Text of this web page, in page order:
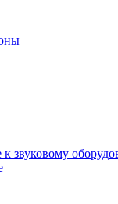
звуковому